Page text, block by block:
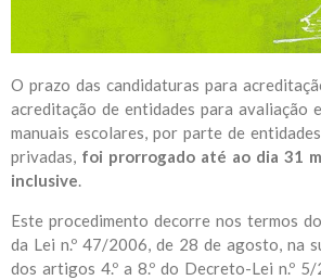
O prazo das candidaturas para
acreditação de entidades para avaliação
manuais escolares, por parte de
privadas, foi prorrogado até ao dia 31
inclusive.
Este procedimento decorre nos termos
da Lei n.º 47/2006, de 28 de agosto, na
dos artigos 4.º a 8.º do Decreto-Lei n.º